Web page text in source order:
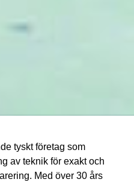
tyskt företag som
av teknik för exakt och
Med över 30 års